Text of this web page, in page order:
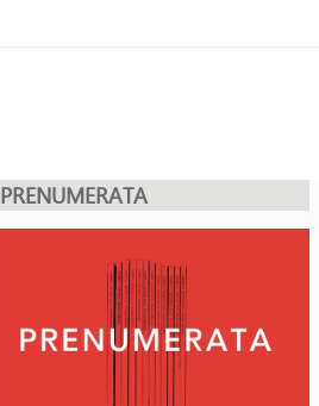
PRENUMERATA